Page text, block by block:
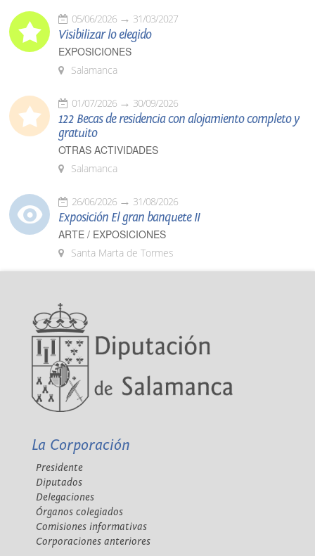
05/06/2026 31/03/2027
Visibilizar lo elegido
EXPOSICIONES
Salamanca
01/07/2026 30/09/2026
122 Becas de residencia con alojamiento completo y
gratuito
OTRAS ACTIVIDADES
Salamanca
26/06/2026 31/08/2026
Exposición El gran banquete II
ARTE / EXPOSICIONES
Santa Marta de Tormes
La Corporación
Presidente
Diputados
Delegaciones
Órganos colegiados
Comisiones informativas
Corporaciones anteriores